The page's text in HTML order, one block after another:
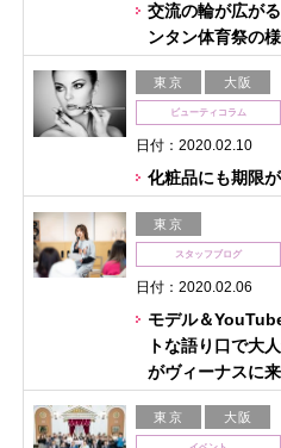
交流の輪が広が
ンタン体育祭の
東京 大阪
ビューティコラム
日付：2020.02.10
化粧品にも期限
東京
スタッフブログ
日付：2020.02.06
モデル＆
トな語り口で大
がヴィーナスに
東京 大阪